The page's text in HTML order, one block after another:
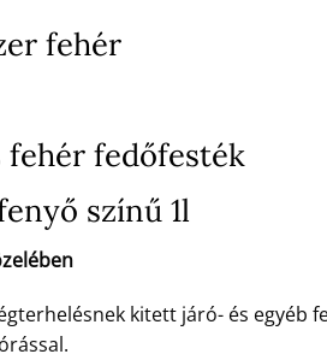
fehér
fehér fedőfesték
színű 1l
kitett járó- és egyéb